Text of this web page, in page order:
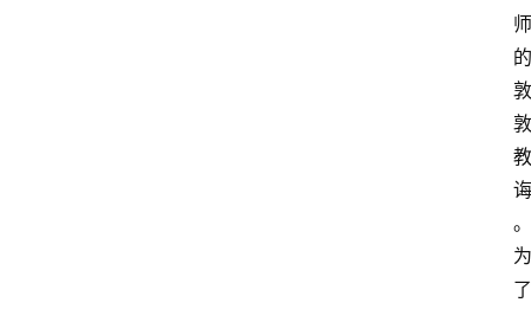
师
的
敦
敦
教
诲
。
为
了